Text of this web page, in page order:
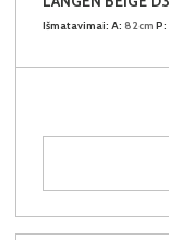
Išmatavimai: A: 82cm P: